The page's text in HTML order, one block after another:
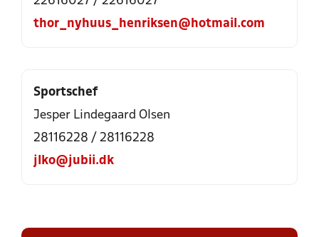
thor_nyhuus_henriksen@hotmail.com
Sportschef
Jesper Lindegaard Olsen
28116228 / 28116228
jlko@jubii.dk